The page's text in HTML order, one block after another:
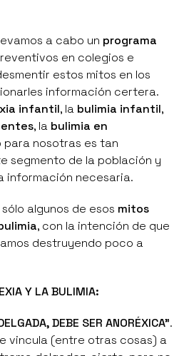
a cabo un programa
en colegios e
estos mitos en los
información certera.
infantil, la bulimia infantil,
, la bulimia en
para nosotras es tan
segmento de la población y
información necesaria.
algunos de esos mitos
, con la intención de que
destruyendo poco a
Y LA BULIMIA:
DEBE SER ANORÉXICA”.
vincula (entre otras cosas) a